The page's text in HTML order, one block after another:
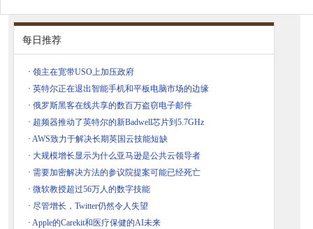
每日推荐
· 领主在宽带USO上加压政府
· 英特尔正在退出智能手机和平板电脑市场的边缘
· 俄罗斯黑客在线共享的数百万盗窃电子邮件
· 超频器推动了英特尔的新Badwell芯片到5.7GHz
· AWS致力于解决长期英国云技能短缺
· 大规模增长显示为什么亚马逊是公共云领导者
· 需要加密解决方法的参议院提案可能已经死亡
· 微软教授超过56万人的数字技能
· 尽管增长，Twitter仍然令人失望
· Apple的Carekit和医疗保健的AI未来